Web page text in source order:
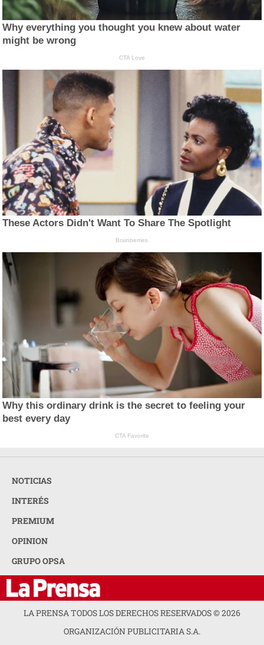
Why everything you thought you knew about water
might be wrong
CTA Love
These Actors Didn't Want To Share The Spotlight
Brainberries
Why this ordinary drink is the secret to feeling your
best every day
CTA Favorite
NOTICIAS
INTERÉS
PREMIUM
OPINION
GRUPO OPSA
LA PRENSA TODOS LOS DERECHOS RESERVADOS ©2026
ORGANIZACIÓN PUBLICITARIA S.A.